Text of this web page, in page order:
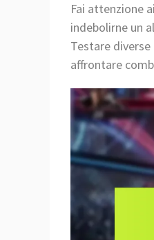
Fai attenzione
indebolirne un
Testare
affrontare